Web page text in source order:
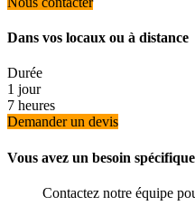
Dans vos locaux ou à distance
Durée
1 jour
7 heures
Demander un devis
Vous avez un besoin
Contactez notre équipe